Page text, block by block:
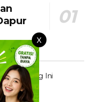
X
Renang Ini